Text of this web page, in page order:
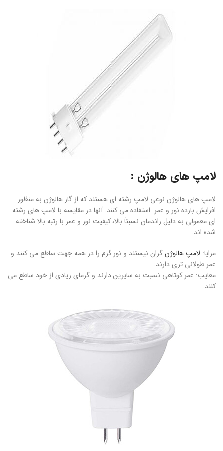
لامپ های هالوژن :
لامپ های هالوژن نوعی لامپ رشته ای هستند که از گاز هالوژن به منظور
افزایش بازده نور و عمر استفاده می کنند. آنها در مقایسه با لامپ های رشته
ای معمولی به دلیل راندمان نسبتاً بالا، کیفیت نور و عمر با رتبه بالا شناخته
شده اند.
مزایا: لامپ هالوژنگران نیستند و نور گرم را در همه جهت ساطع می کنند و
عمر طولانی تری دارند.
معایب: عمر کوتاهی نسبت به سایرین دارند و گرمای زیادی از خود ساطع می
کنند.